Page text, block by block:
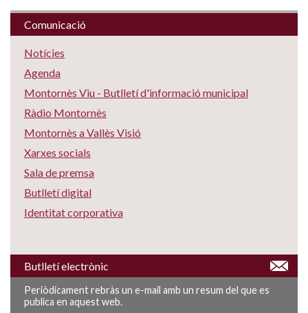
Comunicació
Notícies
Agenda
Montornès Viu - Butlletí d'informació municipal
Ràdio Montornès
Montornès a Vallès Visió
Xarxes socials
Sala de premsa
Butlletí digital
Identitat corporativa
Butlletí electrònic
Periòdicament rebràs un e-mail amb un resum del que es
publica en aquest web.